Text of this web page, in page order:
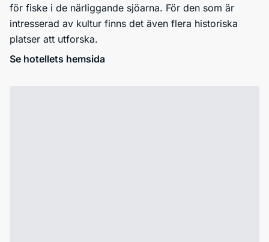
för fiske i de närliggande sjöarna. För den som är
intresserad av kultur finns det även flera historiska
platser att utforska.
Se hotellets hemsida